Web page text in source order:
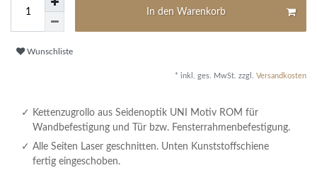
In den Warenkorb
Wunschliste
* inkl. ges. MwSt. zzgl. Versandkosten
Kettenzugrollo aus Seidenoptik UNI Motiv ROM für
Wandbefestigung und Tür bzw. Fensterrahmenbefestigung.
Alle Seiten Laser geschnitten. Unten Kunststoffschiene
fertig eingeschoben.